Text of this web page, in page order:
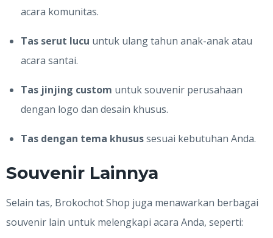
acara komunitas.
Tas serut lucu untuk ulang tahun anak-anak atau
acara santai.
Tas jinjing custom untuk souvenir perusahaan
dengan logo dan desain khusus.
Tas dengan tema khusussesuai kebutuhan Anda.
Souvenir Lainnya
Selain tas, Brokochot Shop juga menawarkan berbagai
souvenir lain untuk melengkapi acara Anda, seperti: